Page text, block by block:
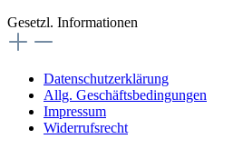
Gesetzl. Informationen
Datenschutzerklärung
Allg. Geschäftsbedingungen
Impressum
Widerrufsrecht